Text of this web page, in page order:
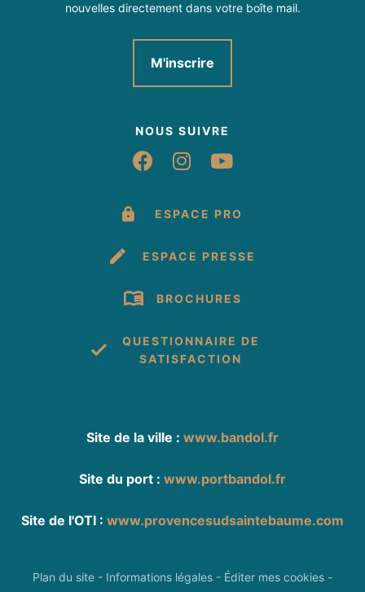
nouvelles directement dans votre boîte mail.
M'inscrire
NOUS SUIVRE
Suivez-nous sur
Suivez-nous sur
Suivez-nous
ESPACE PRO
ESPACE PRESSE
BROCHURES
QUESTIONNAIRE DE
SATISFACTION
Site de la ville : www.bandol.fr
Site du port : www.portbandol.fr
Site de l'OTI : www.provencesudsaintebaume.com
Plan du site - Informations légales - Éditer mes cookies -